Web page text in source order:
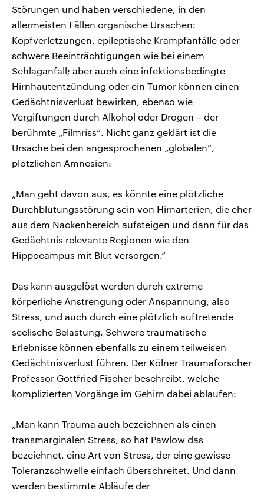
Störungen und haben verschiedene, in den
allermeisten Fällen organische Ursachen:
Kopfverletzungen, epileptische Krampfanfälle oder
schwere Beeinträchtigungen wie bei einem
Schlaganfall; aber auch eine infektionsbedingte
Hirnhautentzündung oder ein Tumor können einen
Gedächtnisverlust bewirken, ebenso wie
Vergiftungen durch Alkohol oder Drogen – der
berühmte „Filmriss“. Nicht ganz geklärt ist die
Ursache bei den angesprochenen „globalen“,
plötzlichen Amnesien:
„Man geht davon aus, es könnte eine plötzliche
Durchblutungsstörung sein von Hirnarterien, die eher
aus dem Nackenbereich aufsteigen und dann für das
Gedächtnis relevante Regionen wie den
Hippocampus mit Blut versorgen.“
Das kann ausgelöst werden durch extreme
körperliche Anstrengung oder Anspannung, also
Stress, und auch durch eine plötzlich auftretende
seelische Belastung. Schwere traumatische
Erlebnisse können ebenfalls zu einem teilweisen
Gedächtnisverlust führen. Der Kölner Traumaforscher
Professor Gottfried Fischer beschreibt, welche
komplizierten Vorgänge im Gehirn dabei ablaufen:
„Man kann Trauma auch bezeichnen als einen
transmarginalen Stress, so hat Pawlow das
bezeichnet, eine Art von Stress, der eine gewisse
Toleranzschwelle einfach überschreitet. Und dann
werden bestimmte Abläufe der